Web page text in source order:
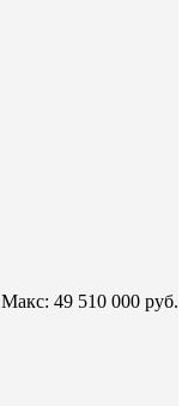
Макс: 49 510 000 руб.